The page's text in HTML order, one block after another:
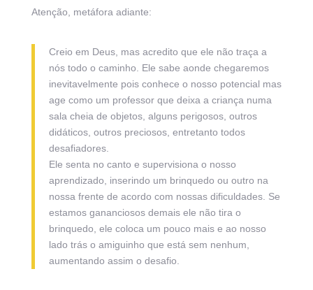
Atenção, metáfora adiante:
Creio em Deus, mas acredito que ele não traça a
nós todo o caminho. Ele sabe aonde chegaremos
inevitavelmente pois conhece o nosso potencial mas
age como um professor que deixa a criança numa
sala cheia de objetos, alguns perigosos, outros
didáticos, outros preciosos, entretanto todos
desafiadores.
Ele senta no canto e supervisiona o nosso
aprendizado, inserindo um brinquedo ou outro na
nossa frente de acordo com nossas dificuldades. Se
estamos gananciosos demais ele não tira o
brinquedo, ele coloca um pouco mais e ao nosso
lado trás o amiguinho que está sem nenhum,
aumentando assim o desafio.